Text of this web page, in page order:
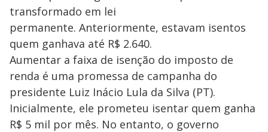
transformado em lei
permanente. Anteriormente, estavam isentos
quem ganhava até R$ 2.640.
Aumentar a faixa de isenção do imposto de
renda é uma promessa de campanha do
presidente Luiz Inácio Lula da Silva (PT).
Inicialmente, ele prometeu isentar quem ganha
R$ 5 mil por mês. No entanto, o governo